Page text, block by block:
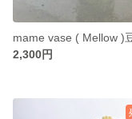
2,300円